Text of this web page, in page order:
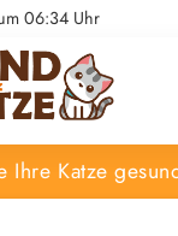
06:34 Uhr
Ihre Katze